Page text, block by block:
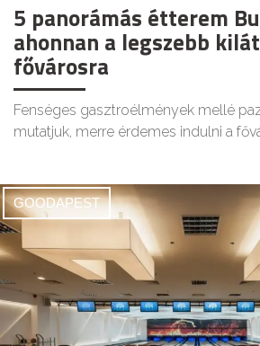
5 panorámás étterem
ahonnan a legszebb
fővárosra
Fenséges gasztroélmények mellé
mutatjuk, merre érdemes indulni a
GOODAPEST